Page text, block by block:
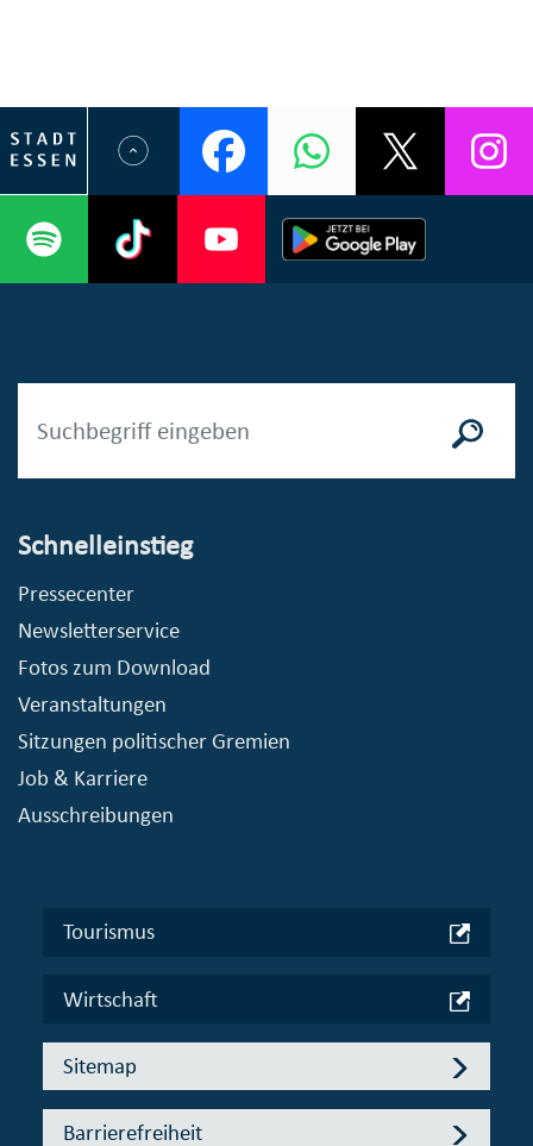
Schnelleinstieg
Pressecenter
Newsletterservice
Fotos zum Download
Veranstaltungen
Sitzungen politischer Gremien
Job & Karriere
Ausschreibungen
Tourismus
Wirtschaft
Sitemap
Barrierefreiheit